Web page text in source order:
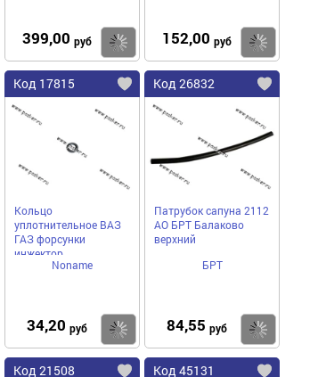
399,00 руб Купить
152,00 руб
Код 17815
Кольцо
уплотнительное ВАЗ
ГАЗ форсунки
инжектор
Noname
34,20 руб Купить
Код 26832
Патрубок сапуна 2112
АО БРТ Балаково
верхний
БРТ
84,55 руб
Код 21508 Код 45131